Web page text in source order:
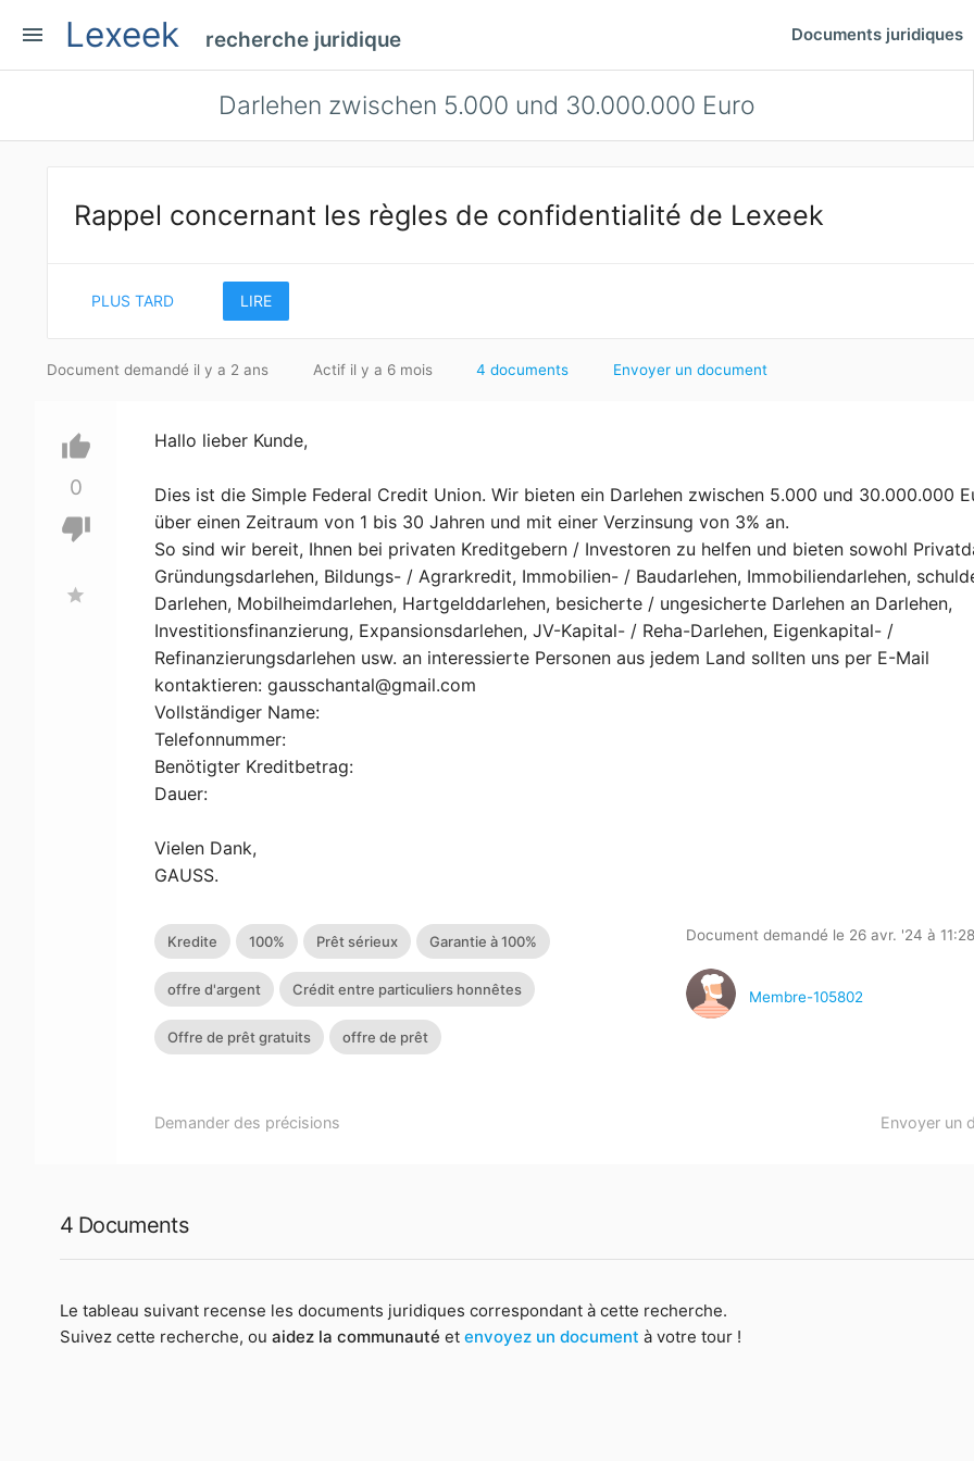
menu Lexeek recherche juridique Documents juridiques
Darlehen zwischen 5.000 und 30.000.000 Euro
Rappel concernant les règles de confidentialité de Lexeek
PLUS TARD LIRE
Document demandé il y a 2 ans Actif il y a 6 mois 4 documents Envoyer un document
thumb_up
0
thumb_down
star
Hallo lieber Kunde,
Dies ist die Simple Federal Credit Union. Wir bieten ein Darlehen zwischen 5.000 und 30.000.000
über einen Zeitraum von 1 bis 30 Jahren und mit einer Verzinsung von 3% an.
So sind wir bereit, Ihnen bei privaten Kreditgebern / Investoren zu helfen und bieten sowohl
Gründungsdarlehen, Bildungs- / Agrarkredit, Immobilien- / Baudarlehen, Immobiliendarlehen,
Darlehen, Mobilheimdarlehen, Hartgelddarlehen, besicherte / ungesicherte Darlehen an Darlehen,
Investitionsfinanzierung, Expansionsdarlehen, JV-Kapital- / Reha-Darlehen, Eigenkapital- /
Refinanzierungsdarlehen usw. an interessierte Personen aus jedem Land sollten uns per E-Mail
kontaktieren:gausschantal@gmail.com
Vollständiger Name:
Telefonnummer:
Benötigter Kreditbetrag:
Dauer:
Vielen Dank,
GAUSS.
Kredite 100% Prêt sérieux Garantie à 100%
offre d'argent Crédit entre particuliers honnêtes
Offre de prêt gratuits offre de prêt
Document demandé le 26 avr. '24 à 11:28
Membre-105802
Demander des précisions Envoyer un
4 Documents
Le tableau suivant recense les documents juridiques correspondant à cette recherche.
Suivez cette recherche, ou aidez la communauté et envoyez un document à votre tour !